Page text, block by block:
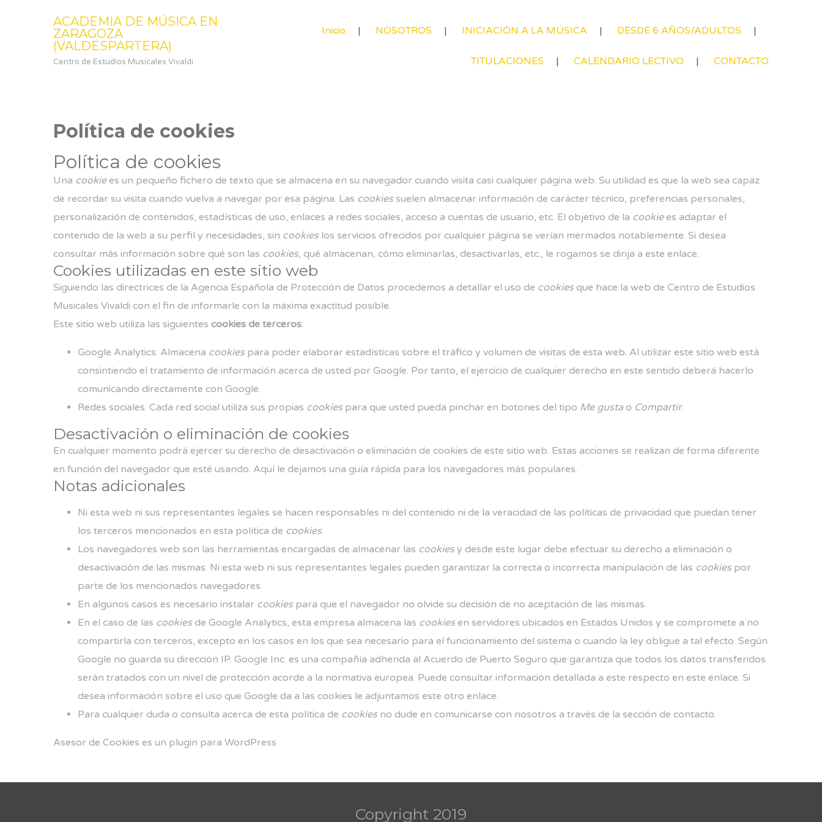
ACADEMIA DE MÚSICA EN
ZARAGOZA
(VALDESPARTERA)
Centro de Estudios Musicales Vivaldi
Inicio NOSOTROS INICIACIÓN A LA MÚSICA DESDE 6 AÑOS/ADULTOS
TITULACIONES CALENDARIO LECTIVO CONTACTO
Política de cookies
Política de cookies
Una cookiees un pequeño fichero de texto que se almacena en su navegador cuando visita casi cualquier página web. Su utilidad es que la web sea capaz
de recordar su visita cuando vuelva a navegar por esa página. Las cookiessuelen almacenar información de carácter técnico, preferencias personales,
personalización de contenidos, estadísticas de uso, enlaces a redes sociales, acceso a cuentas de usuario, etc. El objetivo de la cookiees adaptar el
contenido de la web a su perfil y necesidades, sin cookieslos servicios ofrecidos por cualquier página se verían mermados notablemente. Si desea
consultar más información sobre qué son las cookies, qué almacenan, cómo eliminarlas, desactivarlas, etc., le rogamos se dirija a este enlace.
Cookies utilizadas en este sitio web
Siguiendo las directrices de la Agencia Española de Protección de Datos procedemos a detallar el uso de cookiesque hace la web de Centro de Estudios
Musicales Vivaldi con el fin de informarle con la máxima exactitud posible.
Este sitio web utiliza las siguientes cookies de terceros:
Google Analytics: Almacena cookiespara poder elaborar estadísticas sobre el tráfico y volumen de visitas de esta web. Al utilizar este sitio web está
consintiendo el tratamiento de información acerca de usted por Google. Por tanto, el ejercicio de cualquier derecho en este sentido deberá hacerlo
comunicando directamente con Google.
Redes sociales: Cada red social utiliza sus propias cookiespara que usted pueda pinchar en botones del tipo Me gusta o Compartir.
Desactivación o eliminación de cookies
En cualquier momento podrá ejercer su derecho de desactivación o eliminación de cookies de este sitio web. Estas acciones se realizan de forma diferente
en función del navegador que esté usando. Aquí le dejamos una guía rápida para los navegadores más populares.
Notas adicionales
Ni esta web ni sus representantes legales se hacen responsables ni del contenido ni de la veracidad de las políticas de privacidad que puedan tener
los terceros mencionados en esta política de cookies.
Los navegadores web son las herramientas encargadas de almacenar las cookiesy desde este lugar debe efectuar su derecho a eliminación o
desactivación de las mismas. Ni esta web ni sus representantes legales pueden garantizar la correcta o incorrecta manipulación de las cookiespor
parte de los mencionados navegadores.
En algunos casos es necesario instalar cookiespara que el navegador no olvide su decisión de no aceptación de las mismas.
En el caso de las cookiesde Google Analytics, esta empresa almacena las cookiesen servidores ubicados en Estados Unidos y se compromete a no
compartirla con terceros, excepto en los casos en los que sea necesario para el funcionamiento del sistema o cuando la ley obligue a tal efecto. Según
Google no guarda su dirección IP. Google Inc. es una compañía adherida al Acuerdo de Puerto Seguro que garantiza que todos los datos transferidos
serán tratados con un nivel de protección acorde a la normativa europea. Puede consultar información detallada a este respecto en este enlace. Si
desea información sobre el uso que Google da a las cookies le adjuntamos este otro enlace.
Para cualquier duda o consulta acerca de esta política de cookiesno dude en comunicarse con nosotros a través de la sección de contacto.
Asesor de Cookies es un plugin para WordPress
Copyright 2019